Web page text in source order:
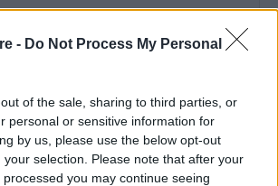
- Do Not Process My Personal
of the sale, sharing to third parties, or
personal or sensitive information for
by us, please use the below opt-out
selection. Please note that after your
you may continue seeing